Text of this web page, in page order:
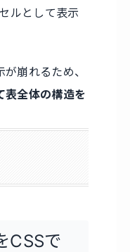
ルとして表示
崩れるため、
表全体の構造を
CSSで